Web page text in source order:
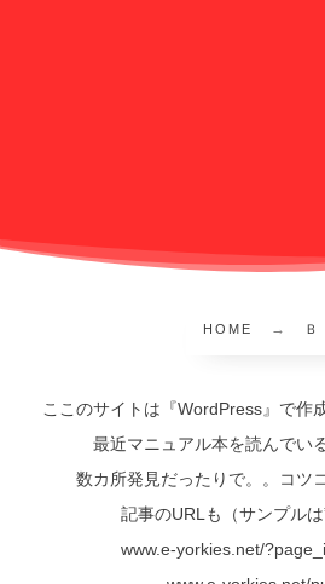
HOME Ｂ
ここのサイトは『WordPress』で作
最近マニュアル本を読んでい
数カ所発見だったりで。。コツ
記事のURLも（サンプルは
www.e-yorkies.net/